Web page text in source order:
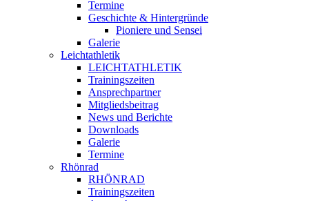
Termine
Geschichte & Hintergründe
Pioniere und Sensei
Galerie
Leichtathletik
LEICHTATHLETIK
Trainingszeiten
Ansprechpartner
Mitgliedsbeitrag
News und Berichte
Downloads
Galerie
Termine
Rhönrad
RHÖNRAD
Trainingszeiten